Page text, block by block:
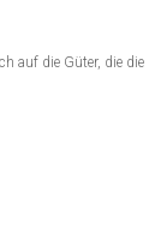
auf die Güter, die die